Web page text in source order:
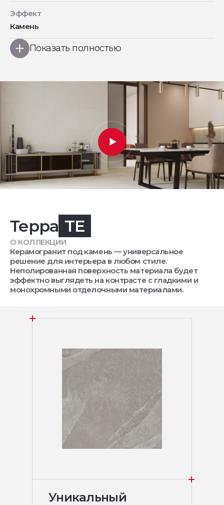
Эффект
Камень
Показать полностью
Терра TE
О КОЛЛЕКЦИИ
Керамогранит под камень — универсальное
решение для интерьера в любом стиле.
Неполированная поверхность материала будет
эффектно выглядеть на контрасте с гладкими и
монохромными отделочными материалами.
Уникальный